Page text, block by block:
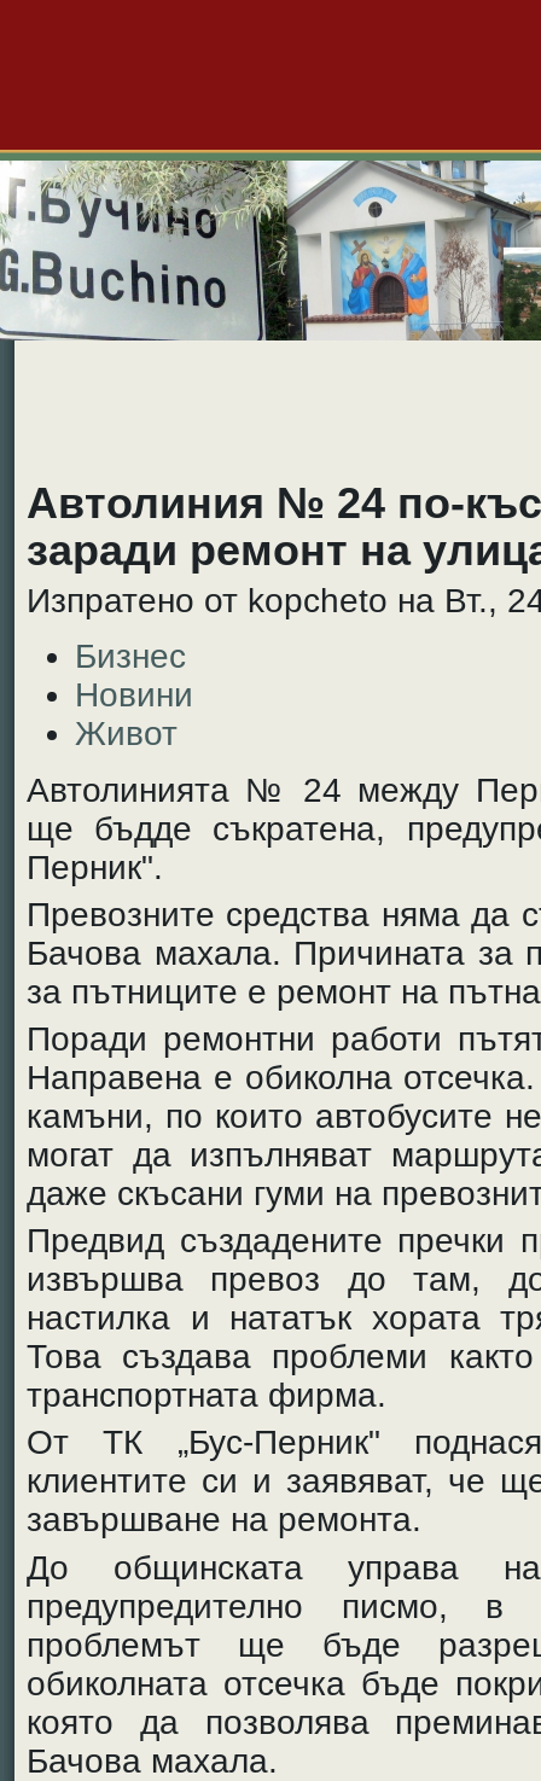
Автолиния № 24 по-
заради ремонт на
Изпратено от kopcheto на Вт.,
Бизнес
Новини
Живот
Автолинията № 24 между
ще бъдде съкратена,
Перник".
Превозните средства няма да
Бачова махала. Причината за
за пътниците е ремонт на
Поради ремонтни работи
Направена е обиколна
камъни, по които автобусите
могат да изпълняват
даже скъсани гуми на
Предвид създадените пречки
извършва превоз до там,
настилка и нататък хората
Това създава проблеми
транспортната фирма.
От ТК „Бус-Перник"
клиентите си и заявяват, че
завършване на ремонта.
До общинската управа
предупредително писмо,
проблемът ще бъде
обиколната отсечка бъде
която да позволява
Бачова махала.